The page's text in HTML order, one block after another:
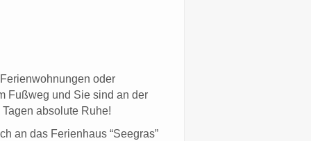
oder
Fußweg und Sie sind an der
absolute Ruhe!
an das Ferienhaus “Seegras”